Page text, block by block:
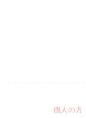
個人の方